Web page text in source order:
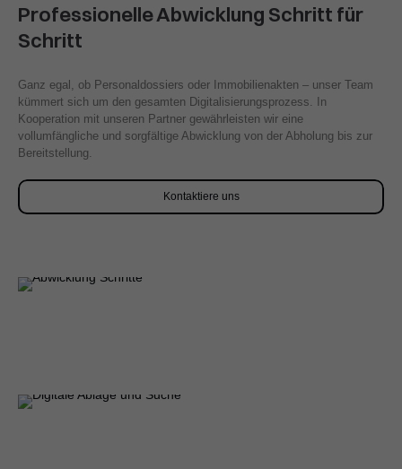
Professionelle Abwicklung Schritt für
Schritt
Ganz egal, ob Personaldossiers oder Immobilienakten – unser Team
kümmert sich um den gesamten Digitalisierungsprozess. In
Kooperation mit unseren Partner gewährleisten wir eine
vollumfängliche und sorgfältige Abwicklung von der Abholung bis zur
Bereitstellung.
Kontaktiere uns